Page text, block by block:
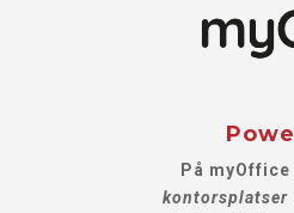
På
kontorsplatser